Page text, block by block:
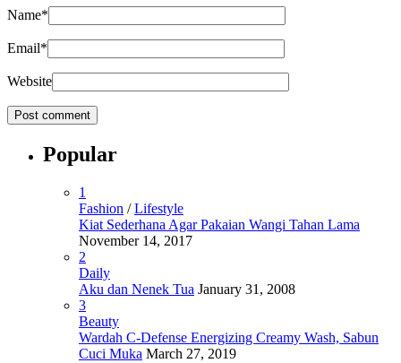
Name*
Email*
Website
Popular
1
Fashion /Lifestyle
Kiat Sederhana Agar Pakaian Wangi Tahan Lama
November 14, 2017
2
Daily
Aku dan Nenek Tua January 31, 2008
3
Beauty
Wardah C-Defense Energizing Creamy Wash, Sabun
Cuci Muka March 27, 2019